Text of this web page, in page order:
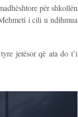
për shkollën
i cili u ndihmua
jetësor që ata do t’i